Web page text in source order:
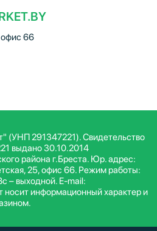
офис 66
(УНП 291347221). Свидетельство
выдано 30.10.2014
района г.Бреста. Юр. адрес:
25, офис 66. Режим работы:
– выходной. E-mail:
носит информационный характер и